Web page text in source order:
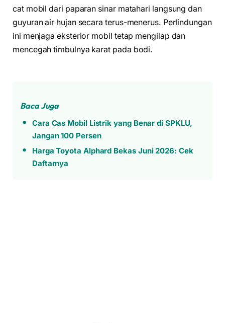
cat mobil dari paparan sinar matahari langsung dan
guyuran air hujan secara terus-menerus. Perlindungan
ini menjaga eksterior mobil tetap mengilap dan
mencegah timbulnya karat pada bodi.
Baca Juga
Cara Cas Mobil Listrik yang Benar di SPKLU,
Jangan 100 Persen
Harga Toyota Alphard Bekas Juni 2026: Cek
Daftarnya